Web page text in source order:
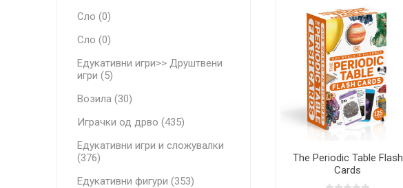
The Periodic Table Flash
Cards
Сло (0)
Сло (0)
Едукативни игри>> Друштвени
игри (5)
Возила (30)
Играчки од дрво (435)
Едукативни игри и сложувалки
(376)
Едукативни фигури (353)